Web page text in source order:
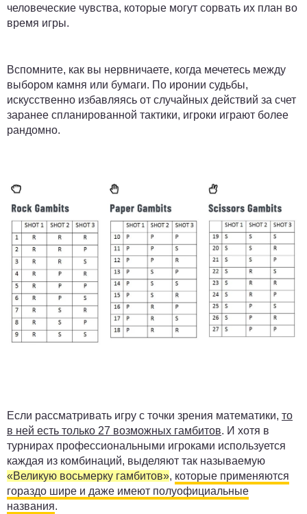
человеческие чувства, которые могут сорвать их план во
время игры.
Вспомните, как вы нервничаете, когда мечетесь между
выбором камня или бумаги. По иронии судьбы,
искусственно избавляясь от случайных действий за счет
заранее спланированной тактики, игроки играют более
рандомно.
Если рассматривать игру с точки зрения математики, то
в ней есть только 27 возможных гамбитов. И хотя в
турнирах профессиональными игроками используется
каждая из комбинаций, выделяют так называемую
«Великую восьмерку гамбитов», которые применяются
гораздо шире и даже имеют полуофициальные
названия.